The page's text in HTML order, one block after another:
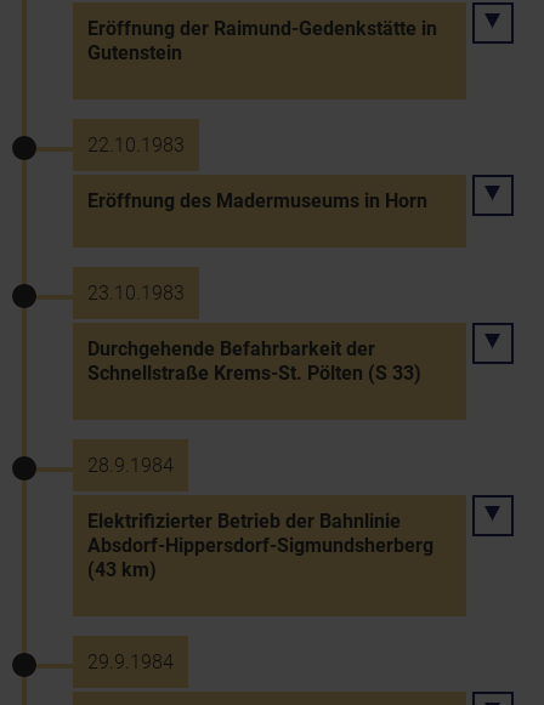
Eröffnung der Raimund-Gedenkstätte in
Gutenstein
22.10.1983
Eröffnung des Madermuseums in Horn
23.10.1983
Durchgehende Befahrbarkeit der
Schnellstraße Krems-St. Pölten (S 33)
28.9.1984
Elektrifizierter Betrieb der Bahnlinie
Absdorf-Hippersdorf-Sigmundsherberg
(43 km)
29.9.1984